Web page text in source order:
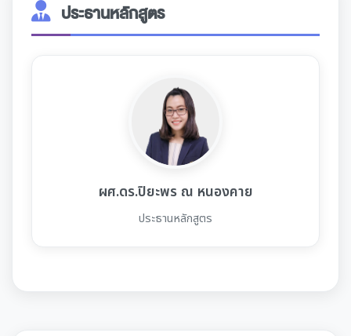
ประธานหลักสูตร
ผศ.ดร.ปิยะพร ณ หนองคาย
ประธานหลักสูตร